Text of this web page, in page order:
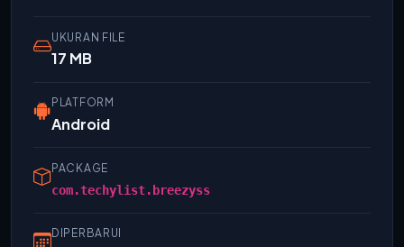
UKURAN FILE
17 MB
PLATFORM
Android
PACKAGE
com.techylist.breezyss
DIPERBARUI